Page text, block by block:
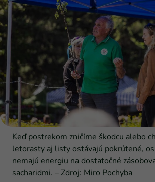
Keď postrekom zničíme škodcu alebo
letorasty aj listy ostávajú pokrútené,
nemajú energiu na dostatočné
sacharidmi. – Zdroj: Miro Pochyba